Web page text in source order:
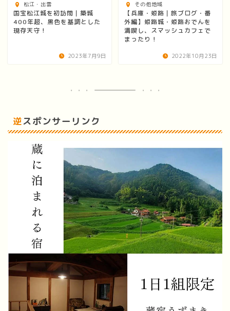
松江・出雲
国宝松江城を初訪問｜築城
400年超、黒色を基調とした
現存天守！
2023年7月9日
その他地域
【兵庫・姫路｜旅ブログ・番
外編】姫路城・姫路おでんを
満喫し、スマッシュカフェで
まったり！
2022年10月23日
逆スポンサーリンク